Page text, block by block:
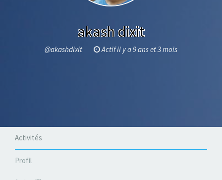
akash dixit
@akashdixit Actif il y a 9 ans et 3 mois
Activités
Profil